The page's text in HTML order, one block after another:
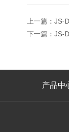
上一篇： JS-
下一篇： JS-
产品中